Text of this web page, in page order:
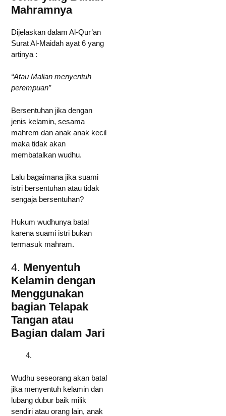
Mahramnya
Dijelaskan dalam Al-Qur’an
Surat Al-Maidah ayat 6 yang
artinya :
“Atau Malian menyentuh
perempuan”
Bersentuhan jika dengan
jenis kelamin, sesama
mahrem dan anak anak kecil
maka tidak akan
membatalkan wudhu.
Lalu bagaimana jika suami
istri bersentuhan atau tidak
sengaja bersentuhan?
Hukum wudhunya batal
karena suami istri bukan
termasuk mahram.
4. Menyentuh
Kelamin dengan
Menggunakan
bagian Telapak
Tangan atau
Bagian dalam Jari
Wudhu seseorang akan batal
jika menyentuh kelamin dan
lubang dubur baik milik
sendiri atau orang lain, anak